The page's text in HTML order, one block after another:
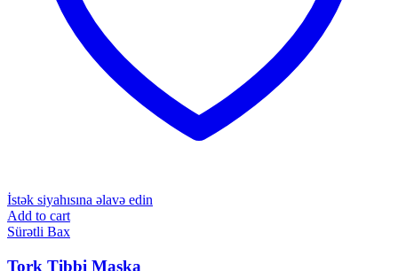
İstək siyahısına əlavə edin
Add to cart
Sürətli Bax
Tork Tibbi Maska